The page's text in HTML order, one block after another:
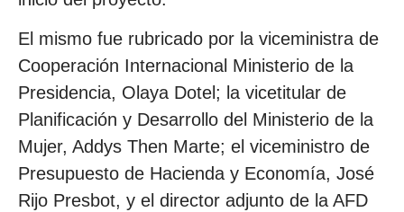
El mismo fue rubricado por la viceministra de
Cooperación Internacional Ministerio de la
Presidencia, Olaya Dotel; la vicetitular de
Planificación y Desarrollo del Ministerio de la
Mujer, Addys Then Marte; el viceministro de
Presupuesto de Hacienda y Economía, José
Rijo Presbot, y el director adjunto de la AFD